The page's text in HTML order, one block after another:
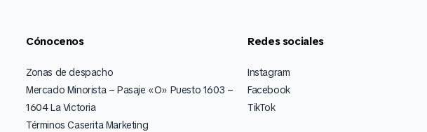
Cónocenos
Zonas de despacho
Mercado Minorista – Pasaje «O» Puesto 1603 –
1604 La Victoria
Términos Caserita Marketing
Redes sociales
Instagram
Facebook
TikTok